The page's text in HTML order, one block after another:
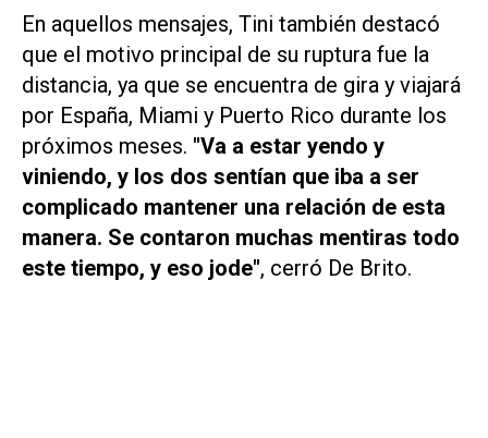
En aquellos mensajes, Tini también destacó
que el motivo principal de su ruptura fue la
distancia, ya que se encuentra de gira y viajará
por España, Miami y Puerto Rico durante los
próximos meses. "Va a estar yendo y
viniendo, y los dos sentían que iba a ser
complicado mantener una relación de esta
manera. Se contaron muchas mentiras todo
este tiempo, y eso jode", cerró De Brito.